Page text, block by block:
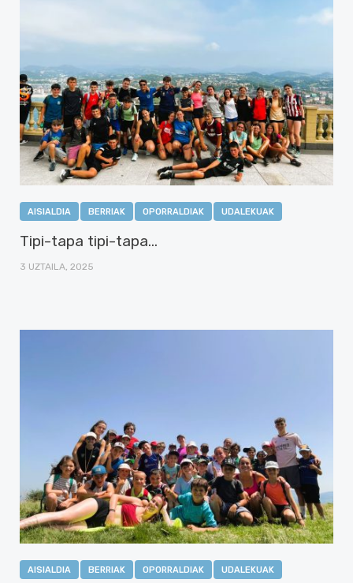
AISIALDIA BERRIAK OPORRALDIAK UDALEKUAK
Tipi-tapa tipi-tapa…
3 UZTAILA, 2025
AISIALDIA BERRIAK OPORRALDIAK UDALEKUAK